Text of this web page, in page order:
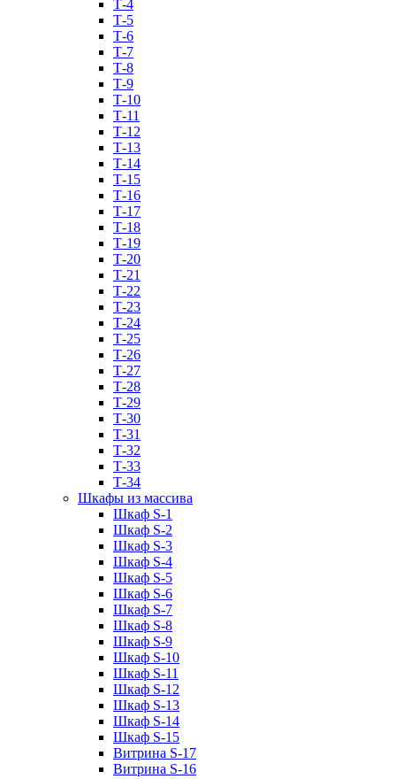
Т-4
Т-5
Т-6
Т-7
Т-8
Т-9
Т-10
Т-11
Т-12
Т-13
Т-14
Т-15
Т-16
Т-17
Т-18
Т-19
Т-20
Т-21
Т-22
Т-23
Т-24
Т-25
Т-26
Т-27
Т-28
Т-29
Т-30
Т-31
Т-32
Т-33
Т-34
Шкафы из массива
Шкаф S-1
Шкаф S-2
Шкаф S-3
Шкаф S-4
Шкаф S-5
Шкаф S-6
Шкаф S-7
Шкаф S-8
Шкаф S-9
Шкаф S-10
Шкаф S-11
Шкаф S-12
Шкаф S-13
Шкаф S-14
Шкаф S-15
Витрина S-17
Витрина S-16